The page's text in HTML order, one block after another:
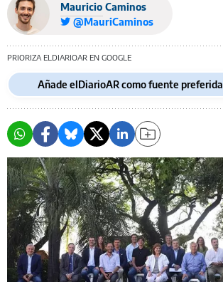
Mauricio Caminos
@MauriCaminos
PRIORIZA ELDIARIOAR EN GOOGLE
Añade elDiarioAR como fuente preferida